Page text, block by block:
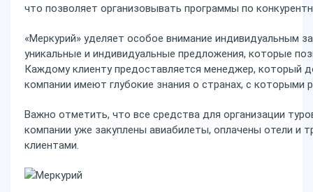
что позволяет организовывать программы по
«Меркурий» уделяет особое внимание индивидуальным
уникальные и индивидуальные предложения, которые
Каждому клиенту предоставляется менеджер, который
компании имеют глубокие знания о странах, с
Важно отметить, что все средства для организации
компании уже закуплены авиабилеты, оплачены отели и
клиентами.